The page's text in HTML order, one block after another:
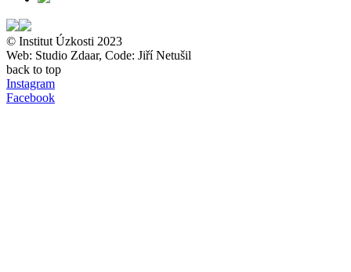
© Institut Úzkosti 2023
Web: Studio Zdaar, Code: Jiří Netušil
back to top
Instagram
Facebook